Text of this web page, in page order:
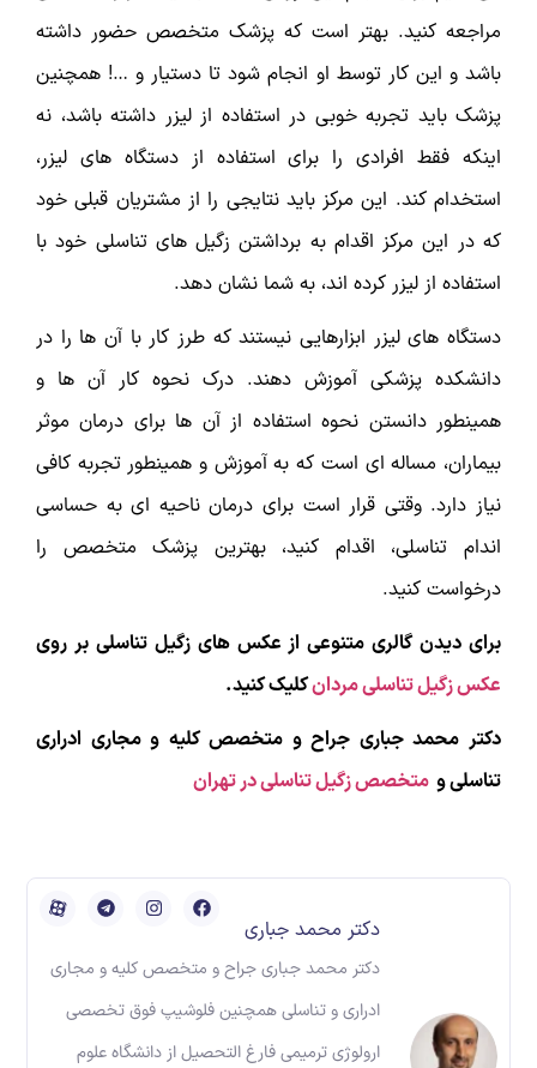
مراجعه کنید. بهتر است که پزشک متخصص حضور داشته
باشد و این کار توسط او انجام شود تا دستیار و …! همچنین
پزشک باید تجربه خوبی در استفاده از لیزر داشته باشد، نه
اینکه فقط افرادی را برای استفاده از دستگاه های لیزر،
استخدام کند. این مرکز باید نتایجی را از مشتریان قبلی خود
که در این مرکز اقدام به برداشتن زگیل های تناسلی خود با
استفاده از لیزر کرده اند، به شما نشان دهد.
دستگاه های لیزر ابزارهایی نیستند که طرز کار با آن ها را در
دانشکده پزشکی آموزش دهند. درک نحوه کار آن ها و
همینطور دانستن نحوه استفاده از آن ها برای درمان موثر
بیماران، مساله ای است که به آموزش و همینطور تجربه کافی
نیاز دارد. وقتی قرار است برای درمان ناحیه ای به حساسی
اندام تناسلی، اقدام کنید، بهترین پزشک متخصص را
درخواست کنید.
برای دیدن گالری متنوعی از عکس های زگیل تناسلی بر روی
عکس زگیل تناسلی مردانکلیک کنید.
دکتر محمد جباری جراح و متخصص کلیه و مجاری ادراری
تناسلی و متخصص زگیل تناسلی در تهران
دکتر محمد جباری
دکتر محمد جباری جراح و متخصص کلیه و مجاری
ادراری و تناسلی همچنین فلوشیپ فوق تخصصی
ارولوژی ترمیمی فارغ التحصیل از دانشگاه علوم